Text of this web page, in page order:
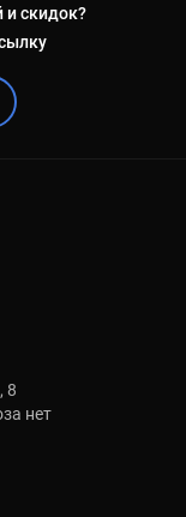
и скидок?
8
нет